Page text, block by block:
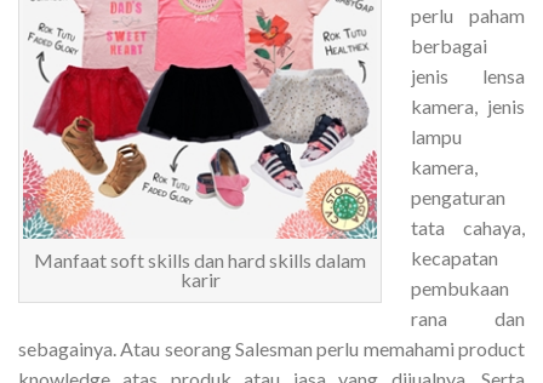
Manfaat soft skills dan hard skills dalam
karir
perlu paham
berbagai
jenis lensa
kamera, jenis
lampu
kamera,
pengaturan
tata cahaya,
kecapatan
pembukaan
rana dan
sebagainya. Atau seorang Salesman perlu memahami product